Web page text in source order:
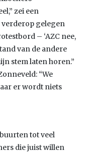
zei een
verderop gelegen
– ‘AZC nee,
van de andere
stem laten horen.”
“We
er wordt niets
tot veel
die juist willen